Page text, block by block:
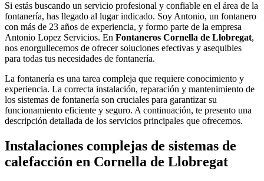
Si estás buscando un servicio profesional y confiable en el área de la
fontanería, has llegado al lugar indicado. Soy Antonio, un fontanero
con más de 23 años de experiencia, y formo parte de la empresa
Antonio Lopez Servicios. En Fontaneros Cornella de Llobregat,
nos enorgullecemos de ofrecer soluciones efectivas y asequibles
para todas tus necesidades de fontanería.
La fontanería es una tarea compleja que requiere conocimiento y
experiencia. La correcta instalación, reparación y mantenimiento de
los sistemas de fontanería son cruciales para garantizar su
funcionamiento eficiente y seguro. A continuación, te presento una
descripción detallada de los servicios principales que ofrecemos.
Instalaciones complejas de sistemas de
calefacción en Cornella de Llobregat